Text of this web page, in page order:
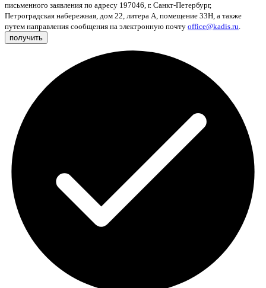
письменного заявления по адресу 197046, г. Санкт-Петербург,
Петроградская набережная, дом 22, литера А, помещение 33Н, а также
путем направления сообщения на электронную почту office@kadis.ru.
получить